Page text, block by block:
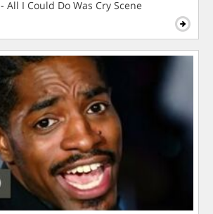
All I Could Do Was Cry Scene